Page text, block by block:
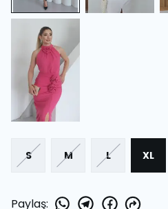
S M L XL
Paylaş: